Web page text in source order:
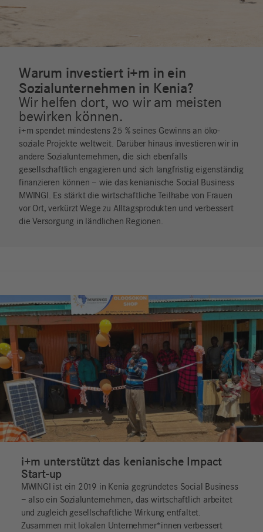
Warum investiert i+m in ein
Sozialunternehmen in Kenia?
Wir helfen dort, wo wir am meisten
bewirken können.
i+m spendet mindestens 25 % seines Gewinns an öko-
soziale Projekte weltweit. Darüber hinaus investieren wir in
andere Sozialunternehmen, die sich ebenfalls
gesellschaftlich engagieren und sich langfristig eigenständig
finanzieren können – wie das kenianische Social Business
MWINGI. Es stärkt die wirtschaftliche Teilhabe von Frauen
vor Ort, verkürzt Wege zu Alltagsprodukten und verbessert
die Versorgung in ländlichen Regionen.
i+m unterstützt das kenianische Impact
Start-up
MWINGI ist ein 2019 in Kenia gegründetes Social Business
– also ein Sozialunternehmen, das wirtschaftlich arbeitet
und zugleich gesellschaftliche Wirkung entfaltet.
Zusammen mit lokalen Unternehmer*innen verbessert